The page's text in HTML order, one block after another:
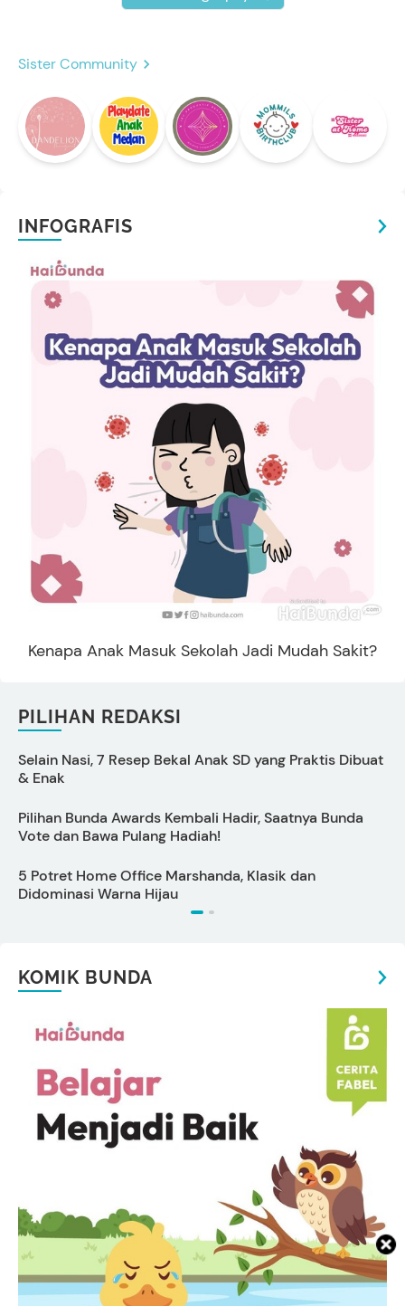
Sister Community
INFOGRAFIS
Kenapa Anak Masuk Sekolah Jadi Mudah Sakit?
PILIHAN REDAKSI
Selain Nasi, 7 Resep Bekal Anak SD yang Praktis Dibuat
& Enak
Pilihan Bunda Awards Kembali Hadir, Saatnya Bunda
Vote dan Bawa Pulang Hadiah!
5 Potret Home Office Marshanda, Klasik dan
Didominasi Warna Hijau
KOMIK BUNDA